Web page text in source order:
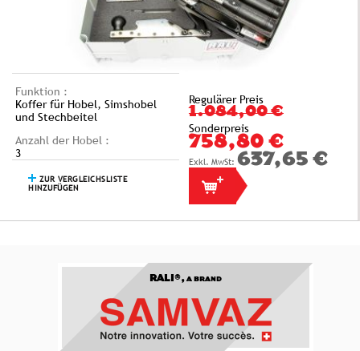
Funktion :
Koffer für Hobel, Simshobel
und Stechbeitel
Anzahl der Hobel :
3
ZUR VERGLEICHSLISTE
HINZUFÜGEN
Regulärer Preis
1.084,00 €
Sonderpreis
758,80 €
637,65 €
RALI®,A BRAND